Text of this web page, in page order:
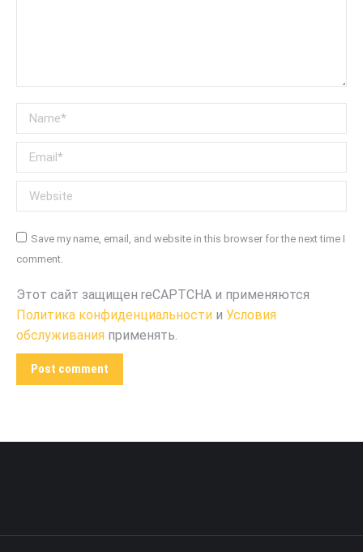
Name *
Email *
Website
Save my name, email, and website in this browser for the next time I
comment.
Этот сайт защищен reCAPTCHA и применяются
Политика конфиденциальности и Условия
обслуживания применять.
Post comment